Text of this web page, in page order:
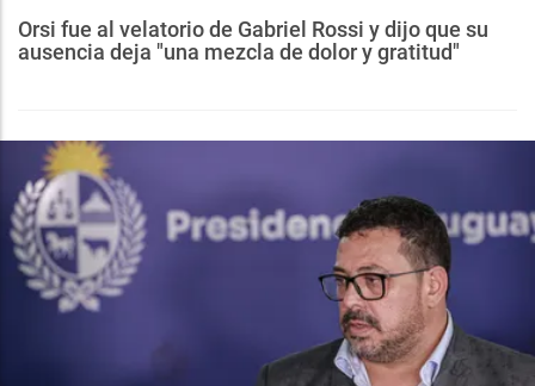
Orsi fue al velatorio de Gabriel Rossi y dijo que su
ausencia deja "una mezcla de dolor y gratitud"